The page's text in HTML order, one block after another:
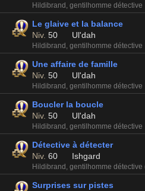
Hildibrand, gentilhomme détective
Le glaive et la balance
Niv. 50 Ul'dah
Hildibrand, gentilhomme détective
Une affaire de famille
Niv. 50 Ul'dah
Hildibrand, gentilhomme détective
Boucler la boucle
Niv. 50 Ul'dah
Hildibrand, gentilhomme détective
Détective à détecter
Niv. 60 Ishgard
Hildibrand, gentilhomme détective
Surprises sur pistes